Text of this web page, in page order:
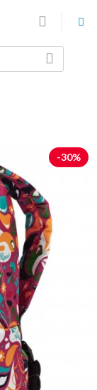
-30%